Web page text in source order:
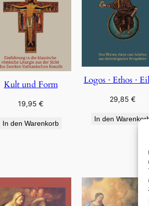
Kult und Form
19,95€
In den Warenkorb
Logos · Ethos ·
29,85 €
In den